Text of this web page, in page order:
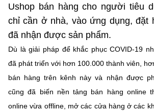
Địa chỉ: Ban Biên tập Cổng TTĐT - 18
Điện thoại: 024 3936 9506
stc@mst.gov.vn
©2026 Bản quyền thuộc Bộ Khoa Học và
(Ghi rõ nguồn "https://mst.gov.vn" khi phát
website này)
Ushop bán hàng cho người tiêu
chỉ cần ở nhà, vào ứng dụng, đặt
đã nhận được sản phẩm.
Dù là giải pháp để khắc phục COVID-19
đã phát triển với hơn 100.000 thành viên,
bán hàng trên kênh này và nhận được
cũng đã biến nền tảng bán hàng online
online vừa offline, mở các cửa hàng ở các